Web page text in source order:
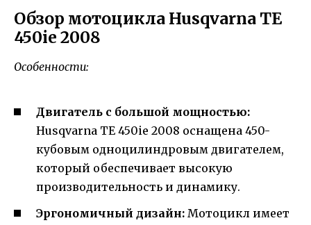
Обзор мотоцикла Husqvarna TE
450ie 2008
Особенности:
Двигатель с большой мощностью:
Husqvarna TE 450ie 2008 оснащена 450-
кубовым одноцилиндровым двигателем,
который обеспечивает высокую
производительность и динамику.
Эргономичный дизайн: Мотоцикл имеет